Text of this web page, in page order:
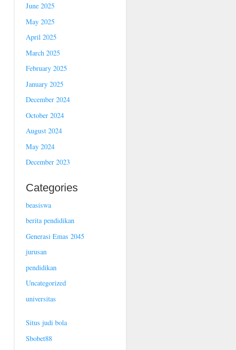
June 2025
May 2025
April 2025
March 2025
February 2025
January 2025
December 2024
October 2024
August 2024
May 2024
December 2023
Categories
beasiswa
berita pendidikan
Generasi Emas 2045
jurusan
pendidikan
Uncategorized
universitas
Situs judi bola
Sbobet88